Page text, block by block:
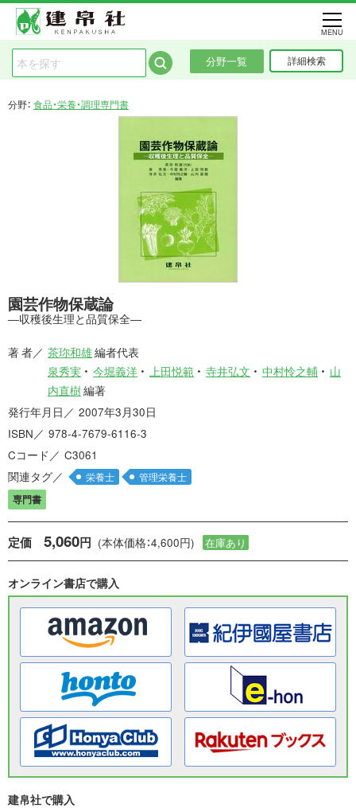
分野一覧 詳細検索
MENU
分野： 食品・栄養・調理専門書
園芸作物保蔵論
―収穫後生理と品質保全―
著 者 茶珎和雄編者代表
泉秀実
今堀義洋 上田悦範 寺井弘文 中村怜之輔
山
内直樹編著
発行年月日
2007年3月30日
ISBN
978-4-7679-6116-3
Cコード
C3061
関連タグ
栄養士
管理栄養士
専門書
定価 5,060円 (本体価格：4,600円) 在庫あり
オンライン書店で購入
建帛社で購入